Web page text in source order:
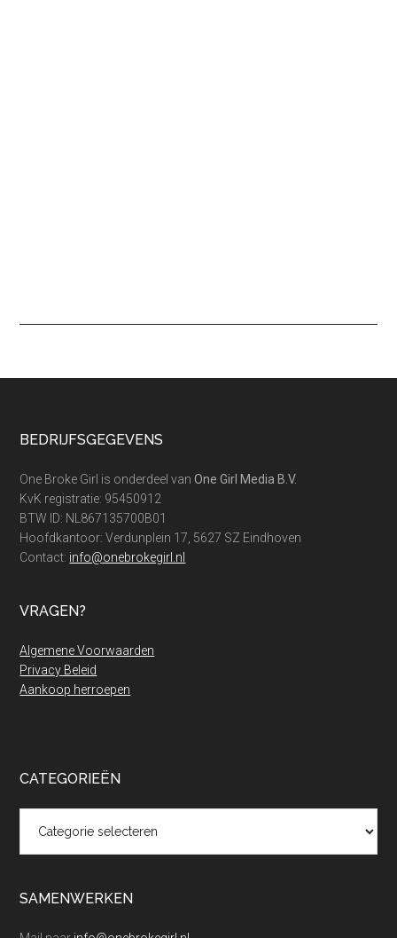
Footer
BEDRIJFSGEGEVENS
One Broke Girl is onderdeel vanOne Girl Media B.V.
KvK registratie: 95450912
BTW ID: NL867135700B01
Hoofdkantoor: Verdunplein 17, 5627 SZ Eindhoven
Contact: info@onebrokegirl.nl
VRAGEN?
Algemene Voorwaarden
Privacy Beleid
Aankoop herroepen
CATEGORIEËN
SAMENWERKEN